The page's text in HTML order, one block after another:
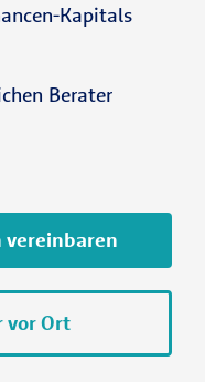
Kapitals
Berater
vereinbaren
vor Ort